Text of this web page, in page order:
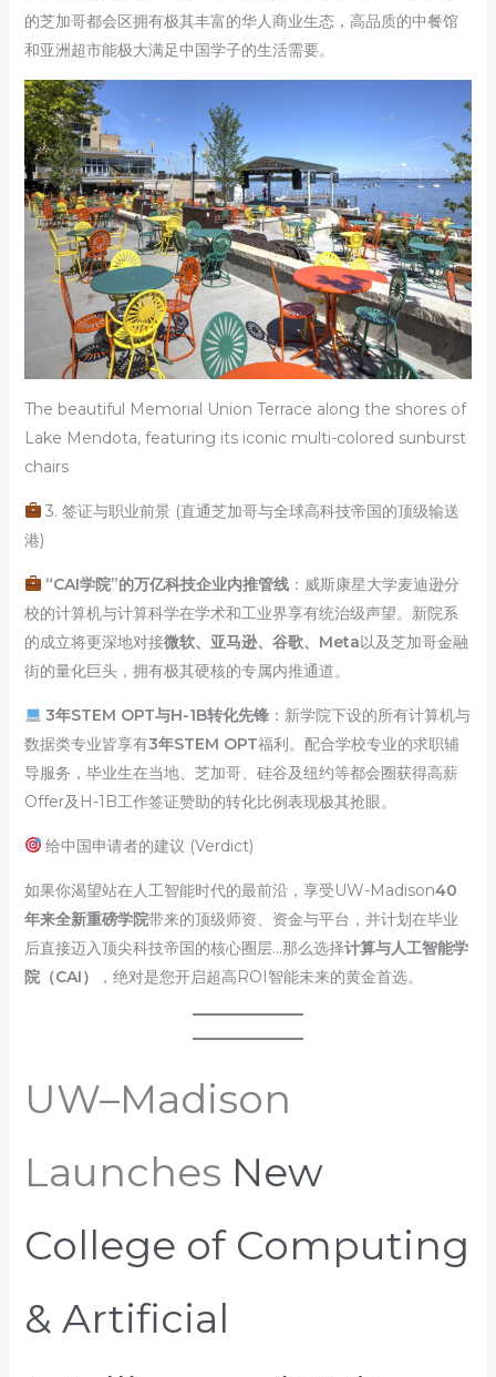
的芝加哥都会区拥有极其丰富的华人商业生态，高品质的中餐馆
和亚洲超市能极大满足中国学子的生活需要。
The beautiful Memorial Union Terrace along the shores of
Lake Mendota, featuring its iconic multi-colored sunburst
chairs
3. 签证与职业前景 (直通芝加哥与全球高科技帝国的顶级输送
港)
“CAI学院”的万亿科技企业内推管线 ：威斯康星大学麦迪逊分
校的计算机与计算科学在学术和工业界享有统治级声望。新院系
的成立将更深地对接微软、亚马逊、谷歌、Meta以及芝加哥金融
街的量化巨头，拥有极其硬核的专属内推通道。
3年STEM OPT与H-1B转化先锋 ：新学院下设的所有计算机与
数据类专业皆享有3年STEM OPT福利。配合学校专业的求职辅
导服务，毕业生在当地、芝加哥、硅谷及纽约等都会圈获得高薪
Offer及H-1B工作签证赞助的转化比例表现极其抢眼。
给中国申请者的建议 (Verdict)
如果你渴望站在人工智能时代的最前沿，享受UW-Madison40
年来全新重磅学院带来的顶级师资、资金与平台，并计划在毕业
后直接迈入顶尖科技帝国的核心圈层…那么选择计算与人工智能学
院（CAI）
，绝对是您开启超高ROI智能未来的黄金首选。
UW–Madison
Launches New
College of Computing
& Artificial